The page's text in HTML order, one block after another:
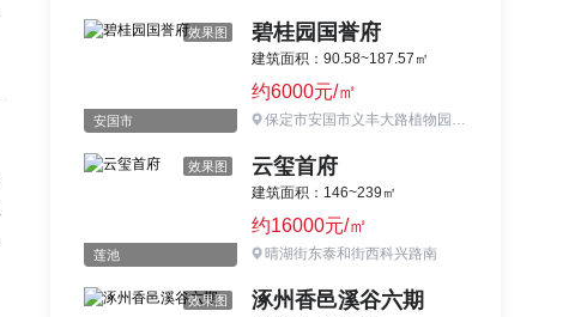
效果图
安国市
碧桂园国誉府
建筑面积：90.58~187.57㎡
约6000元/㎡
保定市安国市义丰大路植物园对面
效果图
莲池
云玺首府
建筑面积：146~239㎡
约16000元/㎡
晴湖街东泰和街西科兴路南
效果图 涿州香邑溪谷六期